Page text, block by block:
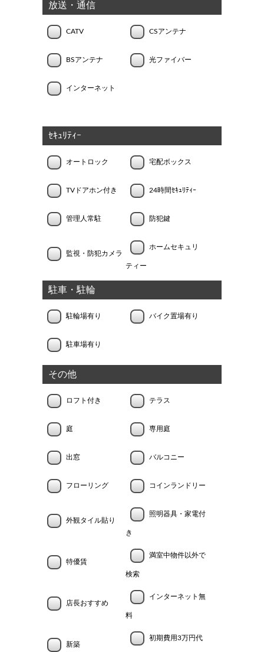
放送・通信
CATV CSアンテナ
BSアンテナ 光ファイバー
インターネット
ｾｷｭﾘﾃｨｰ
オートロック 宅配ボックス
TVドアホン付き 24時間ｾｷｭﾘﾃｨｰ
管理人常駐 防犯鍵
監視・防犯カメラ
ホームセキュリ
ティー
駐車・駐輪
駐輪場有り バイク置場有り
駐車場有り
その他
ロフト付き テラス
庭 専用庭
出窓 バルコニー
フローリング コインランドリー
外観タイル貼り
照明器具・家電付
き
特優賃
満室中物件以外で
検索
店長おすすめ
インターネット無
料
新築
初期費用3万円代